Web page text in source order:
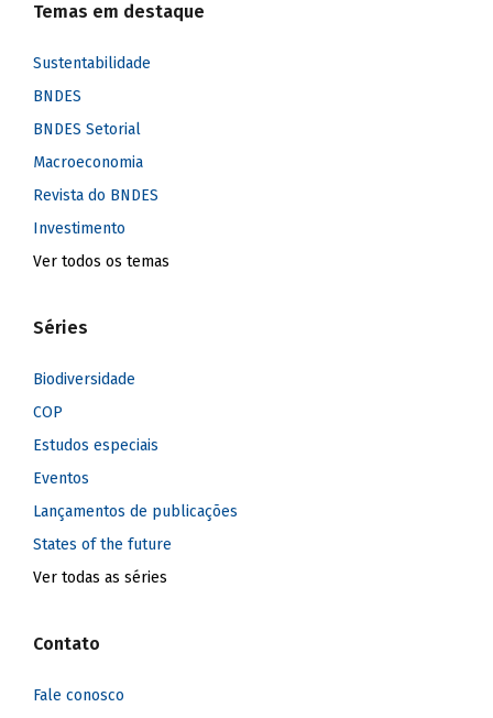
Temas em destaque
Sustentabilidade
BNDES
BNDES Setorial
Macroeconomia
Revista do BNDES
Investimento
Ver todos os temas
Séries
Biodiversidade
COP
Estudos especiais
Eventos
Lançamentos de publicações
States of the future
Ver todas as séries
Contato
Fale conosco